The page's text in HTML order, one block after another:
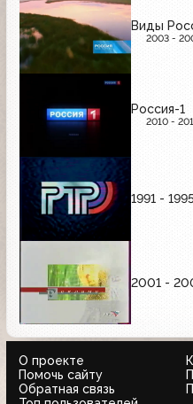
Виды
2003 -
Россия-1
2010 -
1991 -
2001 -
О проекте
Помочь сайту
Обратная связь